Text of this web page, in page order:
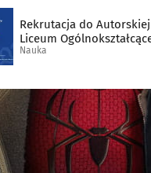
Rekrutacja do Autorskiej
Liceum
Nauka